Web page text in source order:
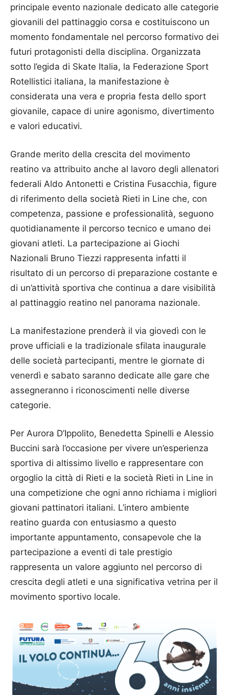
principale evento nazionale dedicato alle categorie
giovanili del pattinaggio corsa e costituiscono un
momento fondamentale nel percorso formativo dei
futuri protagonisti della disciplina. Organizzata
sotto l’egida di Skate Italia, la Federazione Sport
Rotellistici italiana, la manifestazione è
considerata una vera e propria festa dello sport
giovanile, capace di unire agonismo, divertimento
e valori educativi.
Grande merito della crescita del movimento
reatino va attribuito anche al lavoro degli allenatori
federali Aldo Antonetti e Cristina Fusacchia, figure
di riferimento della società Rieti in Line che, con
competenza, passione e professionalità, seguono
quotidianamente il percorso tecnico e umano dei
giovani atleti. La partecipazione ai Giochi
Nazionali Bruno Tiezzi rappresenta infatti il
risultato di un percorso di preparazione costante e
di un’attività sportiva che continua a dare visibilità
al pattinaggio reatino nel panorama nazionale.
La manifestazione prenderà il via giovedì con le
prove ufficiali e la tradizionale sfilata inaugurale
delle società partecipanti, mentre le giornate di
venerdì e sabato saranno dedicate alle gare che
assegneranno i riconoscimenti nelle diverse
categorie.
Per Aurora D’Ippolito, Benedetta Spinelli e Alessio
Buccini sarà l’occasione per vivere un’esperienza
sportiva di altissimo livello e rappresentare con
orgoglio la città di Rieti e la società Rieti in Line in
una competizione che ogni anno richiama i migliori
giovani pattinatori italiani. L’intero ambiente
reatino guarda con entusiasmo a questo
importante appuntamento, consapevole che la
partecipazione a eventi di tale prestigio
rappresenta un valore aggiunto nel percorso di
crescita degli atleti e una significativa vetrina per il
movimento sportivo locale.